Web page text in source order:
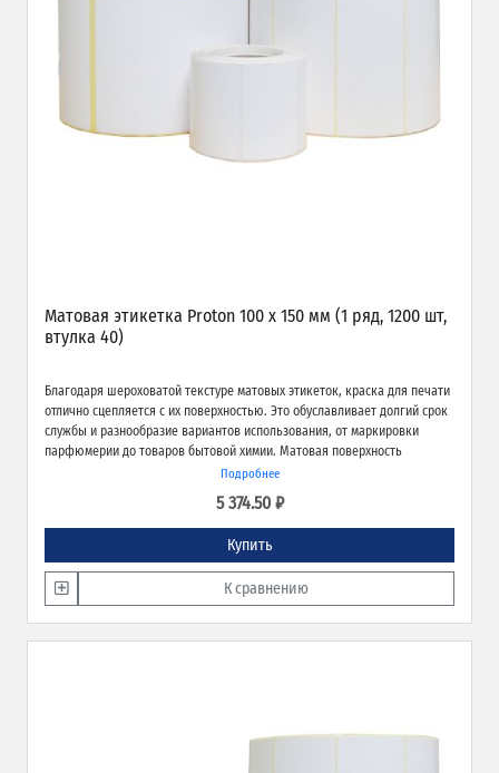
Матовая этикетка Proton 100 х 150 мм (1 ряд, 1200 шт,
втулка 40)
Благодаря шероховатой текстуре матовых этикеток, краска для печати
отлично сцепляется с их поверхностью. Это обуславливает долгий срок
службы и разнообразие вариантов использования, от маркировки
парфюмерии до товаров бытовой химии. Матовая поверхность
обеспечивает превосходное качество печати и широкие возможности
Подробнее
5 374.50 ₽
Купить
К сравнению